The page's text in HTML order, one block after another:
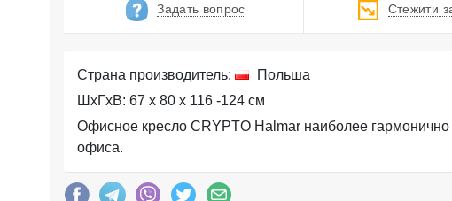
Задать вопрос Стежити
Страна производитель:
Польша
ШхГхВ: 67 x 80 x 116 -124 см
Офисное кресло CRYPTO Halmar наиболее гармонично
офиса.